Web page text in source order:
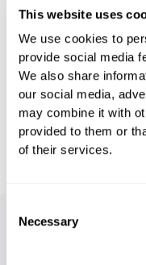
This website uses
We use cookies to
provide social media
We also share
our social media,
may combine it with
provided to them or
of their services.
Selection
Necessary
Leiten Sie
diese in
den nächsten
Simulieren
und wählen